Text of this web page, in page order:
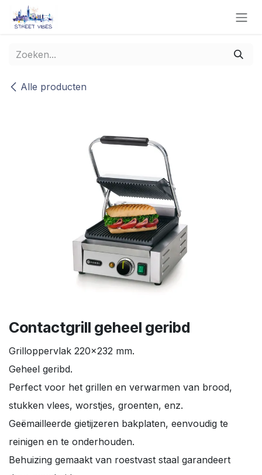
Overslaan naar inhoud
Alle producten
Contactgrill geheel geribd
Grilloppervlak 220x232 mm.
Geheel geribd.
Perfect voor het grillen en verwarmen van brood,
stukken vlees, worstjes, groenten, enz.
Geëmailleerde gietijzeren bakplaten, eenvoudig te
reinigen en te onderhouden.
Behuizing gemaakt van roestvast staal garandeert